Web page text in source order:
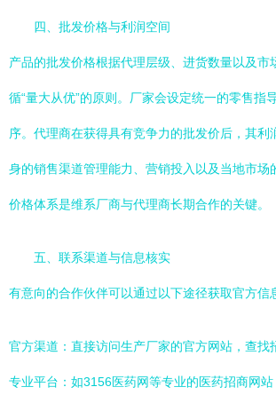
四、批发价格与利润空间
产品的批发价格根据代理层级、进货数量以及市
循“量大从优”的原则。厂家会设定统一的零售指
序。代理商在获得具有竞争力的批发价后，其利
身的销售渠道管理能力、营销投入以及当地市场
价格体系是维系厂商与代理商长期合作的关键。
五、联系渠道与信息核实
有意向的合作伙伴可以通过以下途径获取官方信
官方渠道：直接访问生产厂家的官方网站，查找
专业平台：如3156医药网等专业的医药招商网